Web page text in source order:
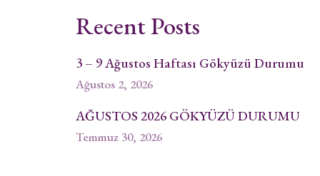
Recent Posts
3 – 9 Ağustos Haftası Gökyüzü Durumu
Ağustos 2, 2026
AĞUSTOS 2026 GÖKYÜZÜ DURUMU
Temmuz 30, 2026